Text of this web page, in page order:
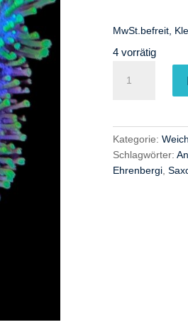
MwSt.befreit,
4 vorrätig
Sacrophyton
Ehrenbergi
-
m-
Menge
Kategorie:
Schlagwörter:
Ehrenbergi ,